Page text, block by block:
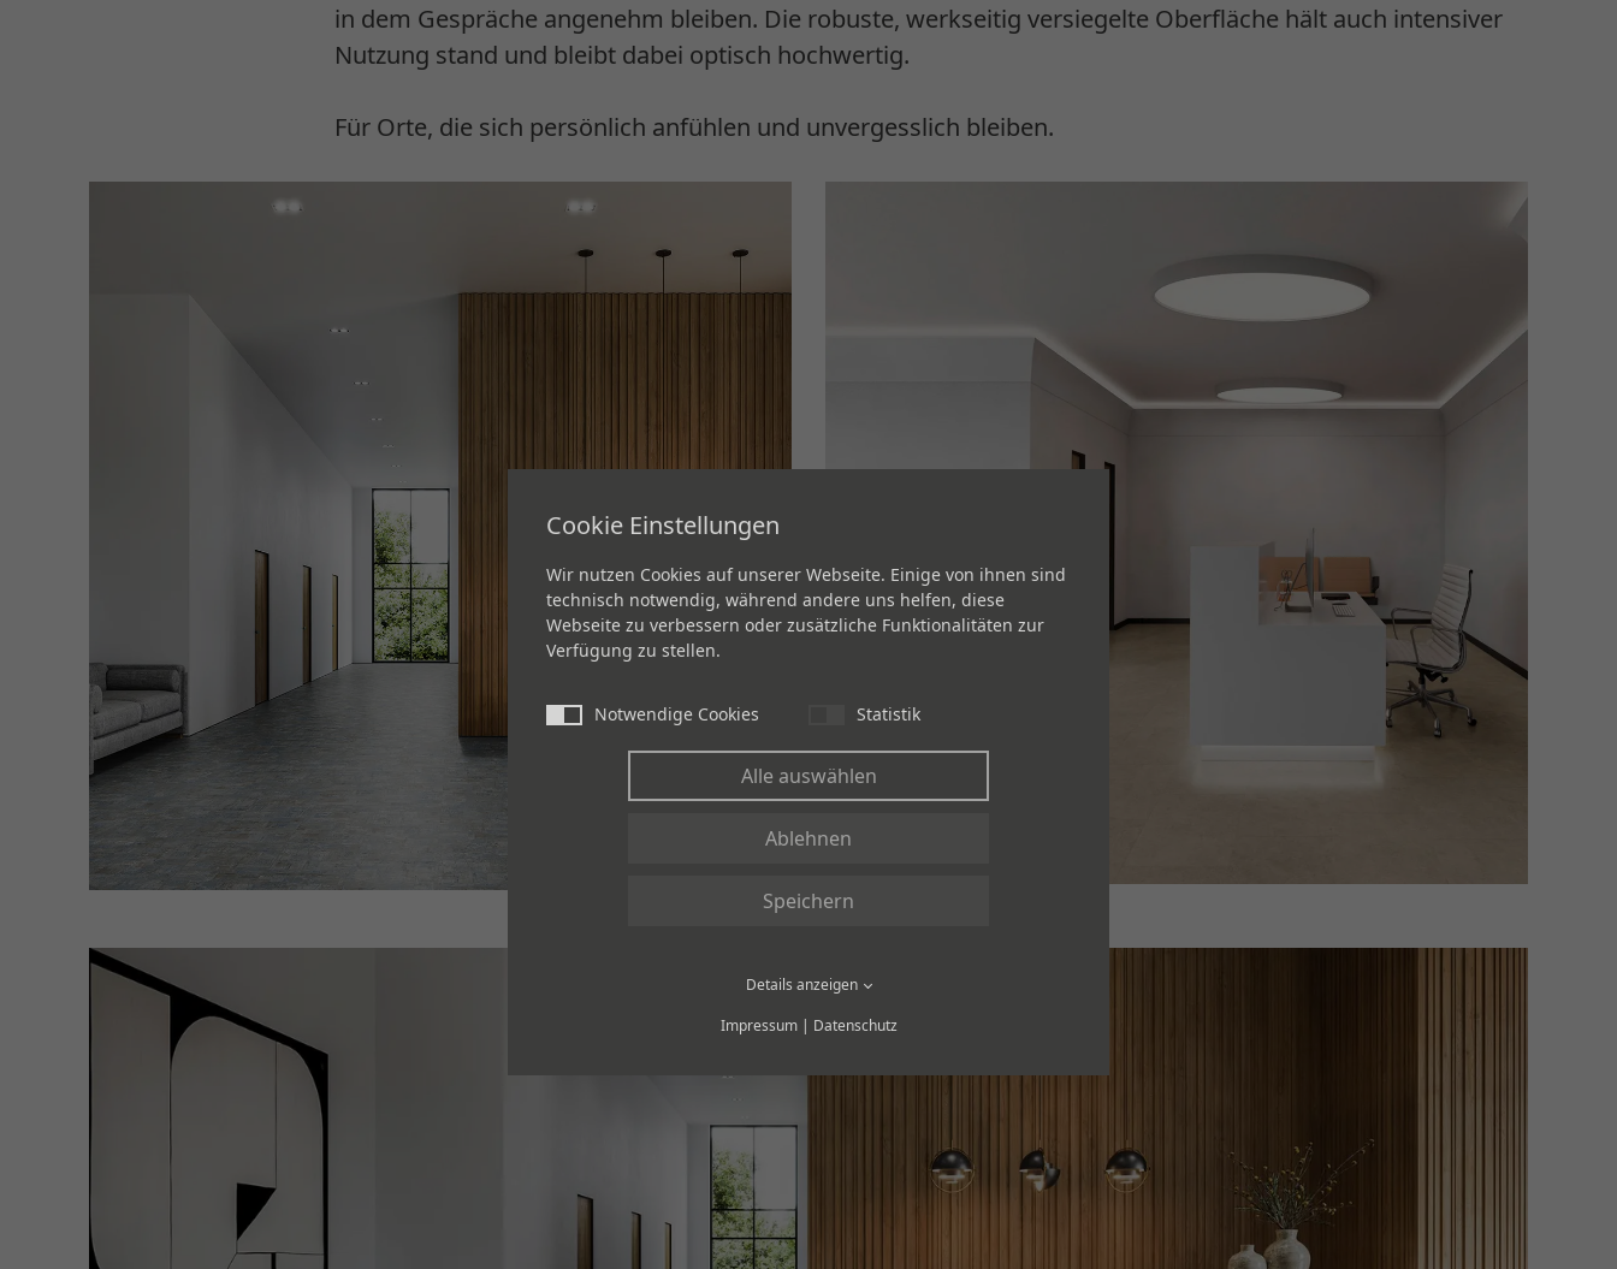
in dem Gespräche angenehm bleiben. Die robuste, werkseitig versiegelte Oberfläche hält auch intensiver
Nutzung stand und bleibt dabei optisch hochwertig.
Für Orte, die sich persönlich anfühlen und unvergesslich bleiben.
Cookie Einstellungen
Wir nutzen Cookies auf unserer Webseite. Einige von ihnen sind
technisch notwendig, während andere uns helfen, diese
Webseite zu verbessern oder zusätzliche Funktionalitäten zur
Verfügung zu stellen.
Notwendige Cookies Statistik
Alle auswählen
Ablehnen
Speichern
Details anzeigen
Impressum| Datenschutz